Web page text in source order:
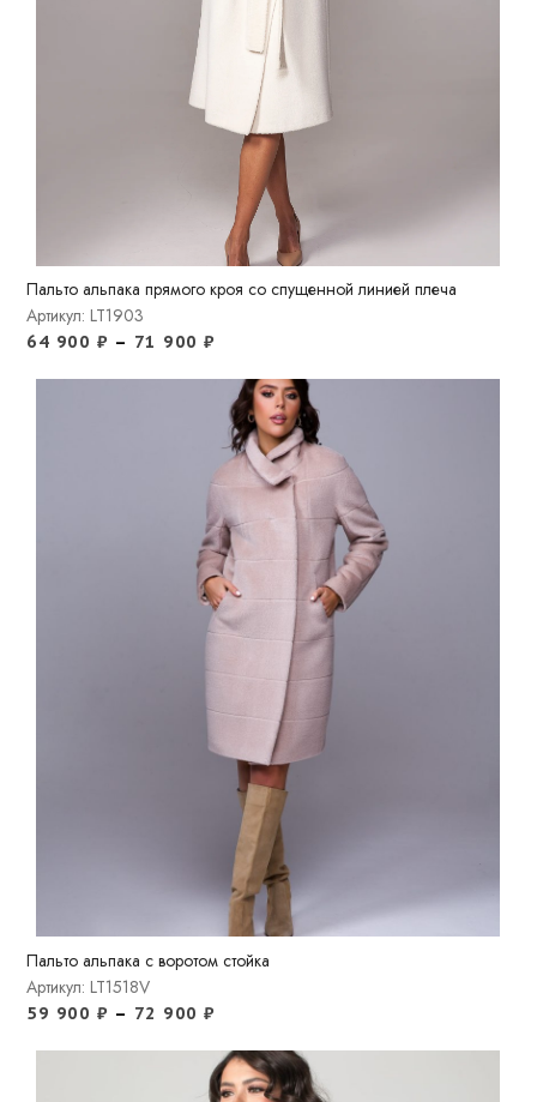
Пальто альпака прямого кроя со спущенной линией плеча
Артикул: LT1903
64 900 ₽ – 71 900₽
Пальто альпака с воротом стойка
Артикул: LT1518V
59 900 ₽ – 72 900₽